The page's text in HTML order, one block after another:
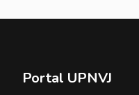
Portal UPNVJ